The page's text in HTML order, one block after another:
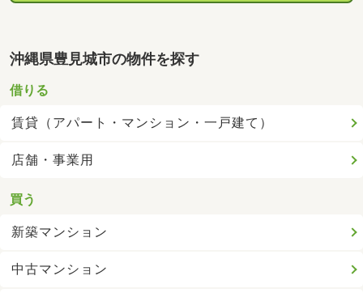
沖縄県豊見城市の物件を探す
借りる
賃貸（アパート・マンション・一戸建て）
店舗・事業用
買う
新築マンション
中古マンション